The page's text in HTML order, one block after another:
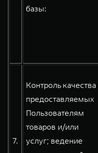
базы:
7.
Контроль качества
предоставляемых
Пользователям
товаров и/или
услуг; ведение